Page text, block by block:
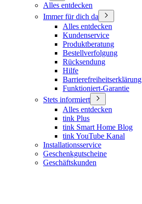
Alles entdecken
Immer für dich da
Alles entdecken
Kundenservice
Produktberatung
Bestellverfolgung
Rücksendung
Hilfe
Barrierefreiheitserklärung
Funktioniert-Garantie
Stets informiert
Alles entdecken
tink Plus
tink Smart Home Blog
tink YouTube Kanal
Installationsservice
Geschenkgutscheine
Geschäftskunden